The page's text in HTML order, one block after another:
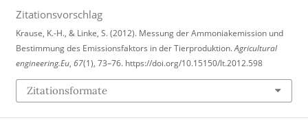
Zitationsvorschlag
Krause, K.-H., & Linke, S. (2012). Messung der Ammoniakemission und
Bestimmung des Emissionsfaktors in der Tierproduktion.Agricultural
engineering.Eu, 67(1), 73–76. https://doi.org/10.15150/lt.2012.598
Zitationsformate